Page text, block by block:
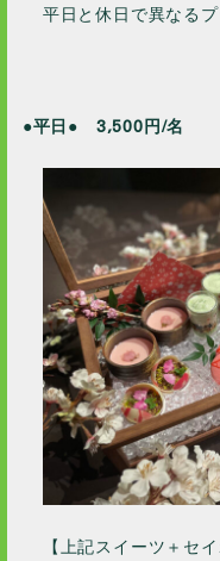
平日と休日で異なる
●平日● 3,500円/名
【上記スイーツ＋セイ